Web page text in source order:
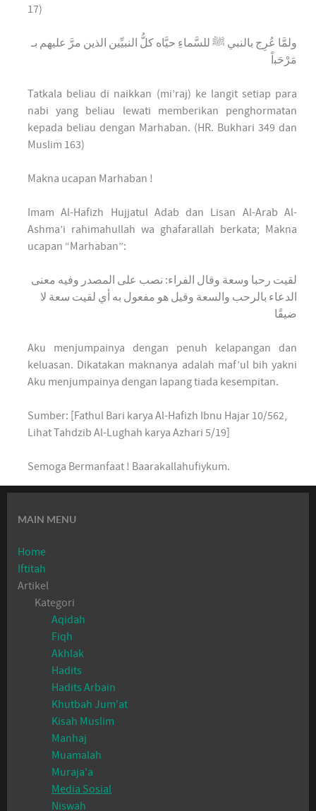
17)
ﻭﻟﻤَّﺎ ﻋُﺮِﺝ ﺑﺎﻟﻨﺒﻲ ﷺ ﻟﻠﺴَّﻤﺎﺀِ ﺣﻴَّﺎﻩ ﻛﻞُّ ﺍﻟﻨﺒﻴِّﻴﻦ ﺍﻟﺬﻳﻦ ﻣﺮَّ ﻋﻠﻴﻬﻢ ﺑـ
‏ﻣَﺮْﺣَﺒاً
Tatkala beliau di naikkan (mi’raj) ke langit setiap para
nabi yang beliau lewati memberikan penghormatan
kepada beliau dengan Marhaban. (HR. Bukhari 349 dan
Muslim 163)
Makna ucapan Marhaban !
Imam Al-Hafizh Hujjatul Adab dan Lisan Al-Arab Al-
Ashma’i rahimahullah wa ghafarallah berkata; Makna
ucapan “Marhaban”:
ﻟﻘﻴﺖ ﺭﺣﺒﺎ ﻭﺳﻌﺔ ﻭﻗﺎﻝ ﺍﻟﻔﺮﺍﺀ: ﻧﺼﺐ ﻋﻠﻰ ﺍﻟﻤﺼﺪﺭ ﻭﻓﻴﻪ ﻣﻌﻨﻰ
ﺍﻟﺪﻋﺎﺀ ﺑﺎﻟﺮﺣﺐ ﻭﺍﻟﺴﻌﺔ ﻭﻗﻴﻞ ﻫﻮ ﻣﻔﻌﻮﻝ ﺑﻪ ﺃﻱ ﻟﻘﻴﺖ ﺳﻌﺔ ﻻ
ﺿﻴﻘًﺎ
Aku menjumpainya dengan penuh kelapangan dan
keluasan. Dikatakan maknanya adalah maf’ul bih yakni
Aku menjumpainya dengan lapang tiada kesempitan.
Sumber: [Fathul Bari karya Al-Hafizh Ibnu Hajar 10/562,
Lihat Tahdzib Al-Lughah karya Azhari 5/19]
Semoga Bermanfaat ! Baarakallahufiykum.
MAIN MENU
Home
Iftitah
Artikel
Kategori
Aqidah
Fiqh
Akhlak
Hadits
Hadits Arbain
Khutbah Jum'at
Kisah Muslim
Manhaj
Muamalah
Muraja'a
Media Sosial
Niswah